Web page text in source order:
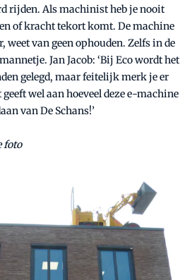
rijden. Als machinist heb je nooit
of kracht tekort komt. De machine
weet van geen ophouden. Zelfs in de
Jan Jacob: ‘Bij Eco wordt het
gelegd, maar feitelijk merk je er
wel aan hoeveel deze e-machine
van De Schans!’
foto